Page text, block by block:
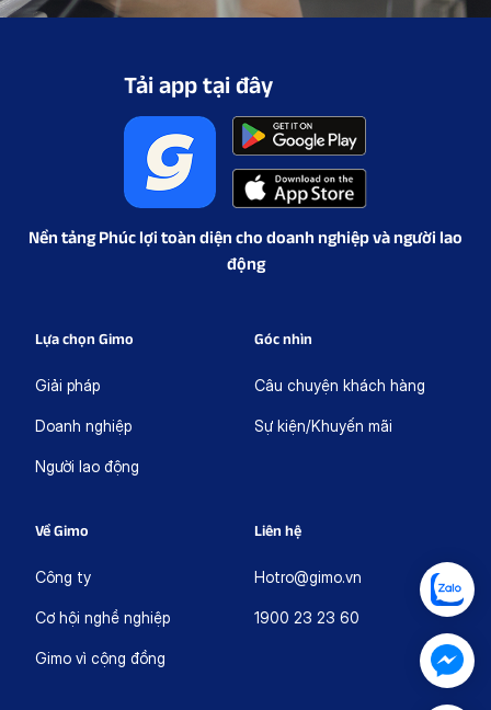
Tải app tại đây
Nền tảng Phúc lợi toàn diện cho doanh nghiệp và người lao
động
Lựa chọn Gimo
Giải pháp
Doanh nghiệp
Người lao động
Góc nhìn
Câu chuyện khách hàng
Sự kiện/Khuyến mãi
Về Gimo
Công ty
Cơ hội nghề nghiệp
Gimo vì cộng đồng
Liên hệ
Hotro@gimo.vn
1900 23 23 60